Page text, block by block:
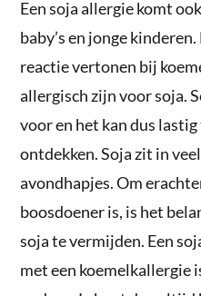
Een soja allergie komt
baby’s en jonge
reactie vertonen bij
allergisch zijn voor soja.
voor en het kan dus
ontdekken. Soja zit in
avondhapjes. Om
boosdoener is, is het
soja te vermijden. Een
met een koemelkallergie